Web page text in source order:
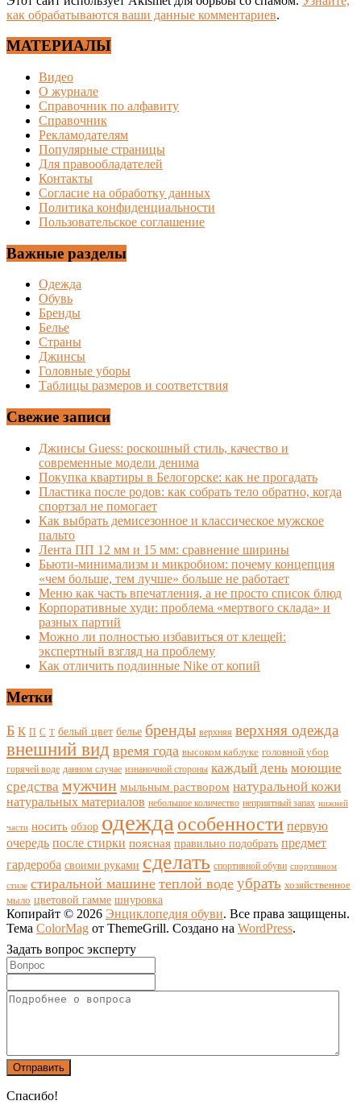
как обрабатываются ваши данные комментариев.
МАТЕРИАЛЫ
Видео
О журнале
Справочник по алфавиту
Справочник
Рекламодателям
Популярные страницы
Для правообладателей
Контакты
Согласие на обработку данных
Политика конфиденциальности
Пользовательское соглашение
Важные разделы
Одежда
Обувь
Бренды
Белье
Страны
Джинсы
Головные уборы
Таблицы размеров и соответствия
Свежие записи
Джинсы Guess: роскошный стиль, качество и
современные модели денима
Покупка квартиры в Белогорске: как не прогадать
Пластика после родов: как собрать тело обратно, когда
спортзал не помогает
Как выбрать демисезонное и классическое мужское
пальто
Лента ПП 12 мм и 15 мм: сравнение ширины
Бьюти-минимализм и микробиом: почему концепция
«чем больше, тем лучше» больше не работает
Меню как часть впечатления, а не просто список блюд
Корпоративные худи: проблема «мертвого склада» и
разных партий
Можно ли полностью избавиться от клещей:
экспертный взгляд на проблему
Как отличить подлинные Nike от копий
Метки
Б К П С Т белый цвет белье бренды верхняя верхняя одежда
внешний вид время года высоком каблуке головной убор
горячей воде данном случае изнаночной стороны каждый день моющие
средства мужчин мыльным раствором натуральной кожи
натуральных материалов небольшое количество неприятный запах нижней
части носить обзор одежда особенности первую
очередь после стирки поясная правильно подобрать предмет
гардероба своими руками сделать спортивной обуви спортивном
стиле стиральной машине теплой воде убрать хозяйственное
мыло цветовой гамме шнуровка
Копирайт © 2026 Энциклопедия обуви. Все права защищены.
Тема ColorMag от ThemeGrill. Создано на WordPress.
Задать вопрос эксперту
Спасибо!